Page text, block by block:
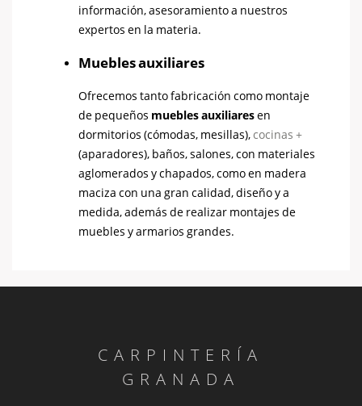
información, asesoramiento a nuestros
expertos en la materia.
Muebles auxiliares
Ofrecemos tanto fabricación como montaje
de pequeños muebles auxiliaresen
dormitorios (cómodas, mesillas), cocinas
(aparadores), baños, salones, con materiales
aglomerados y chapados, como en madera
maciza con una gran calidad, diseño y a
medida, además de realizar montajes de
muebles y armarios grandes.
CARPINTERÍA
GRANADA